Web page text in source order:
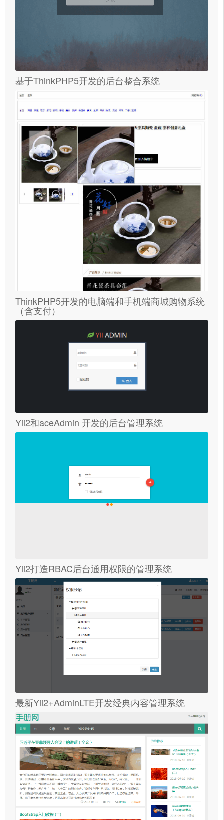
基于ThinkPHP5开发的后台整合系统
ThinkPHP5开发的电脑端和手机端商城购物系统
（含支付）
Yii2和aceAdmin 开发的后台管理系统
Yii2打造RBAC后台通用权限的管理系统
最新Yii2+AdminLTE开发经典内容管理系统